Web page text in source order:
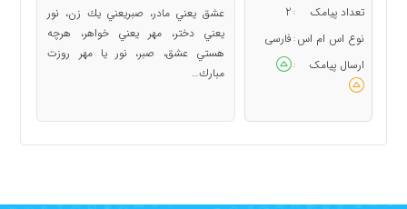
تعداد پیامک :
2
نوع اس ام اس : فارسی
ارسال پیامک
:
عشق يعني مادر، صبريعني يك زن، نور
يعني دختر، مهر يعني خواهر، هرچه
هستي عشق، صبر، نور يا مهر روزت
مبارك…